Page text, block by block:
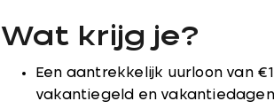
Wat krijg je?
Een aantrekkelijk uurloon van
vakantiegeld en